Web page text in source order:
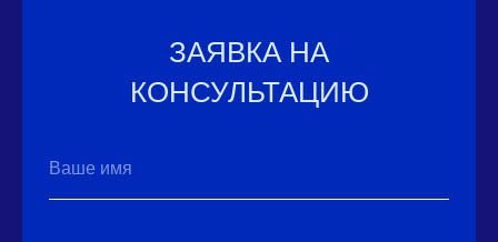
ЗАЯВКА НА
КОНСУЛЬТАЦИЮ
Ваше имя